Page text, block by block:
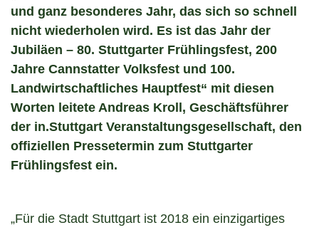
und ganz besonderes Jahr, das sich so schnell
nicht wiederholen wird. Es ist das Jahr der
Jubiläen – 80. Stuttgarter Frühlingsfest, 200
Jahre Cannstatter Volksfest und 100.
Landwirtschaftliches Hauptfest“ mit diesen
Worten leitete Andreas Kroll, Geschäftsführer
der in.Stuttgart Veranstaltungsgesellschaft, den
offiziellen Pressetermin zum Stuttgarter
Frühlingsfest ein.
„Für die Stadt Stuttgart ist 2018 ein einzigartiges